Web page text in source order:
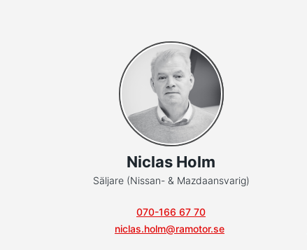
Niclas Holm
Säljare (Nissan- & Mazdaansvarig)
070-166 67 70
niclas.holm@ramotor.se